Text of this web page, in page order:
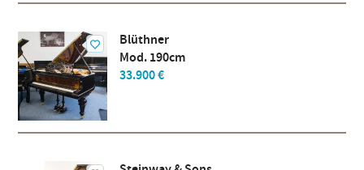
Blüthner
Mod. 190cm
33.900 €